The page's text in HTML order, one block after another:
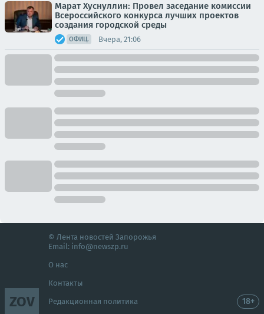
Марат Хуснуллин: Провел заседание комиссии
Всероссийского конкурса лучших проектов
создания городской среды
ОФИЦ. Вчера, 21:06
ZOV
© Лента новостей Запорожья
Email: info@newszp.ru
О нас
Контакты
Редакционная политика 18+